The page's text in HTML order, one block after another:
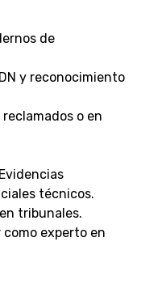
de
y reconocimiento
o en
técnicos.
tribunales.
experto en